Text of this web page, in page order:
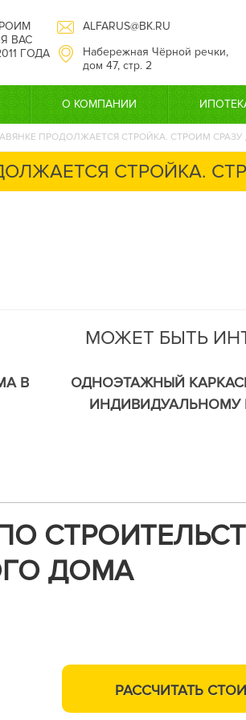
ВАС
ГОДА
ALFARUS@BK.RU
Набережная Чёрной речки,
дом 47, стр. 2
О КОМПАНИИ
ПРОДОЛЖАЕТСЯ СТРОЙКА. СТРОИМ
СТРОЙКА.
МОЖЕТ БЫТЬ
В
ОДНОЭТАЖНЫЙ
ИНДИВИДУАЛЬНОМУ
ДОМА
РАССЧИТАТЬ